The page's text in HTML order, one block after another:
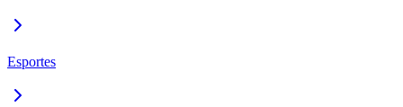
Esportes